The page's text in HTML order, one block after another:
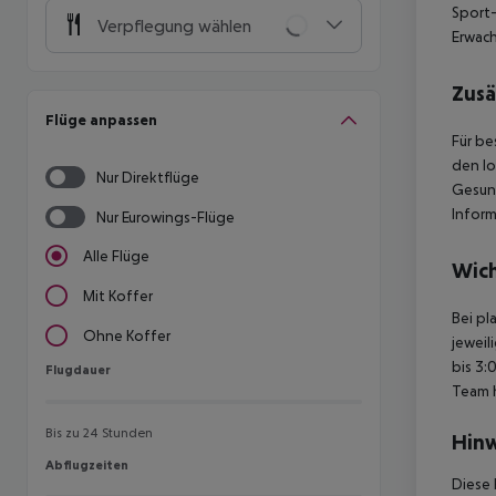
Verpflegung wählen
Flüge anpassen
Nur Direktflüge
Nur Eurowings-Flüge
Alle Flüge
Mit Koffer
Ohne Koffer
Flugdauer
Flugdauer
Bis zu 24 Stunden
Abflugzeiten
Abflugzeiten
Für
den
Bei
bis
Team
Diese